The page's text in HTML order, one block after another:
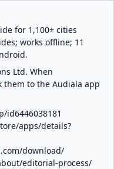
for 1,100+ cities
works offline; 11
Ltd. When
them to the Audiala app
id6446038181
apps/details?
download/
editorial-process/